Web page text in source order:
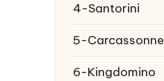
4-Santorini
5-Carcassonne
6-Kingdomino